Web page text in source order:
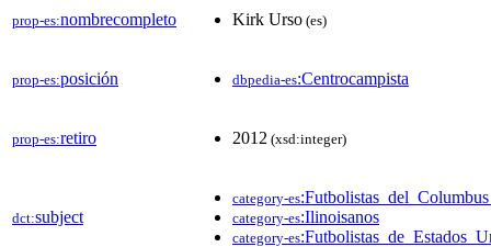
prop-es:nombrecompleto Kirk Urso (es)
prop-es:posición dbpedia-es:Centrocampista
prop-es:retiro 2012 (xsd:integer)
dct:subject
category-es
category-es:Ilinoisanos
category-es